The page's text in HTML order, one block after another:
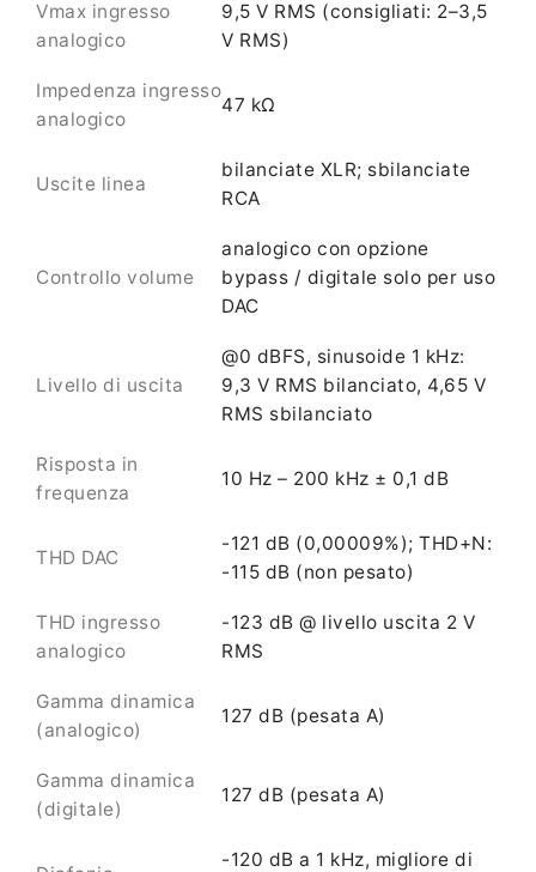
Vmax ingresso
analogico
9,5 V RMS (consigliati: 2–3,5
V RMS)
Impedenza ingresso
analogico
47 kΩ
Uscite linea
bilanciate XLR; sbilanciate
RCA
Controllo volume
analogico con opzione
bypass / digitale solo per uso
DAC
Livello di uscita
@0 dBFS, sinusoide 1 kHz:
9,3 V RMS bilanciato, 4,65 V
RMS sbilanciato
Risposta in
frequenza
10 Hz – 200 kHz ± 0,1 dB
THD DAC
-121 dB (0,00009%); THD+N:
-115 dB (non pesato)
THD ingresso
analogico
-123 dB @ livello uscita 2 V
RMS
Gamma dinamica
(analogico)
127 dB (pesata A)
Gamma dinamica
(digitale)
127 dB (pesata A)
-120 dB a 1 kHz, migliore di